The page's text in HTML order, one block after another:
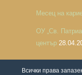
Месец на
ОУ „Св.
център
Всички права